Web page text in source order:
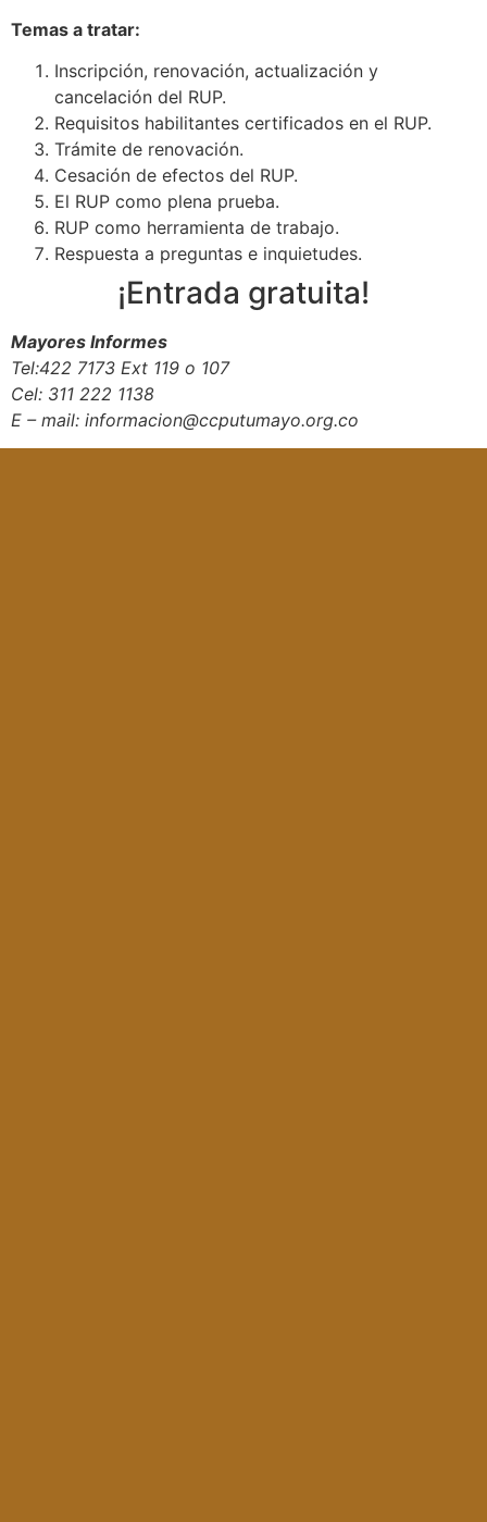
Temas a tratar:
Inscripción, renovación, actualización y
cancelación del RUP.
Requisitos habilitantes certificados en el RUP.
Trámite de renovación.
Cesación de efectos del RUP.
El RUP como plena prueba.
RUP como herramienta de trabajo.
Respuesta a preguntas e inquietudes.
¡Entrada gratuita!
Mayores Informes
Tel:422 7173 Ext 119 o 107
Cel: 311 222 1138
E – mail: informacion@ccputumayo.org.co